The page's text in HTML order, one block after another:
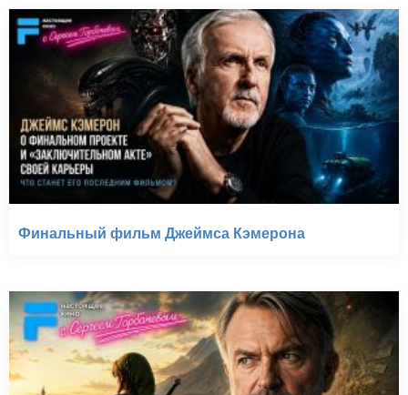
Финальный фильм Джеймса Кэмерона